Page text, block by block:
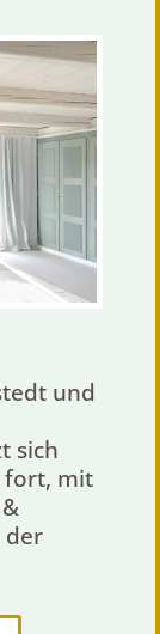
und
sich
fort, mit
der